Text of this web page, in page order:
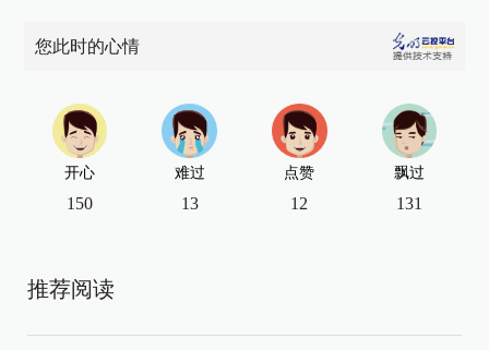
您此时的心情
开心
150
难过
13
点赞
12
飘过
131
推荐阅读